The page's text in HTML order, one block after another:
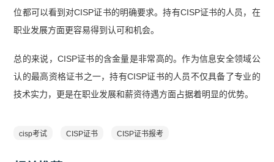
位都可以看到对CISP证书的明确要求。持有CISP证书的人员，在
职业发展方面更容易得到认可和机会。
总的来说，CISP证书的含金量是非常高的。作为信息安全领域公
认的最高资格证书之一，持有CISP证书的人员不仅具备了专业的
技术实力，更是在职业发展和薪资待遇方面占据着明显的优势。
cisp考试 CISP证书 CISP证书报考